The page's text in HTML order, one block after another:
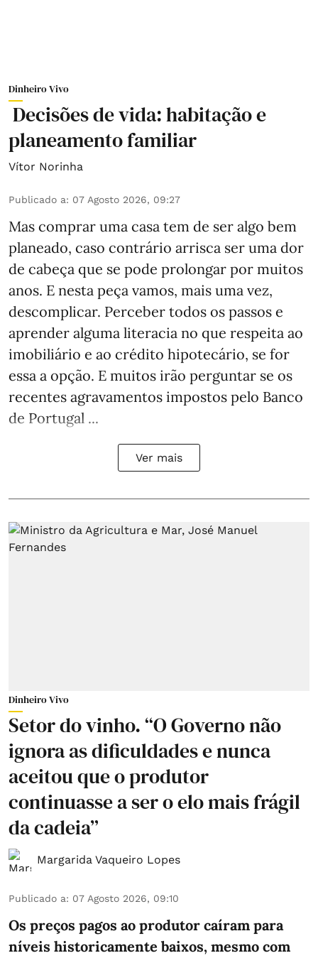
Dinheiro Vivo
Decisões de vida: habitação e
planeamento familiar
Vítor Norinha
Publicado a: 07 Agosto 2026, 09:27
Mas comprar uma casa tem de ser algo bem
planeado, caso contrário arrisca ser uma dor
de cabeça que se pode prolongar por muitos
anos. E nesta peça vamos, mais uma vez,
descomplicar. Perceber todos os passos e
aprender alguma literacia no que respeita ao
imobiliário e ao crédito hipotecário, se for
essa a opção. E muitos irão perguntar se os
recentes agravamentos impostos pelo Banco
de Portugal ...
Ver mais
Dinheiro Vivo
Setor do vinho. “O Governo não
ignora as dificuldades e nunca
aceitou que o produtor
continuasse a ser o elo mais frágil
da cadeia”
Margarida Vaqueiro Lopes
Publicado a: 07 Agosto 2026, 09:10
Os preços pagos ao produtor caíram para
níveis historicamente baixos, mesmo com